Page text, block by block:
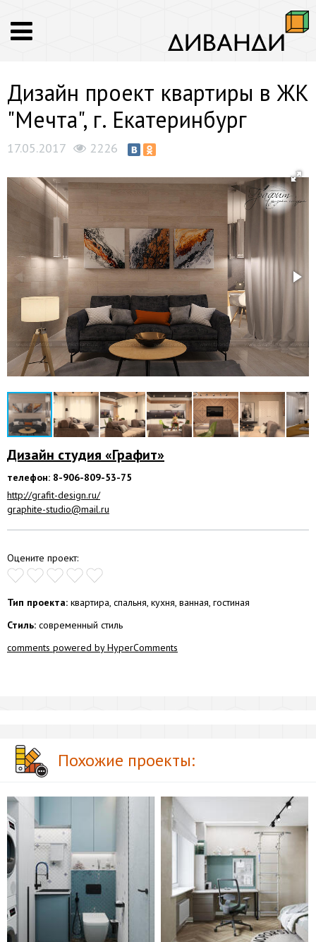
Дизайн проект квартиры в ЖК
"Мечта", г. Екатеринбург
17.05.2017 2226
Дизайн студия «Графит»
телефон: 8-906-809-53-75
http://grafit-design.ru/
graphite-studio@mail.ru
Оцените проект:
Тип проекта: квартира, спальня, кухня, ванная, гостиная
Стиль: современный стиль
comments powered by HyperComments
Похожие проекты: